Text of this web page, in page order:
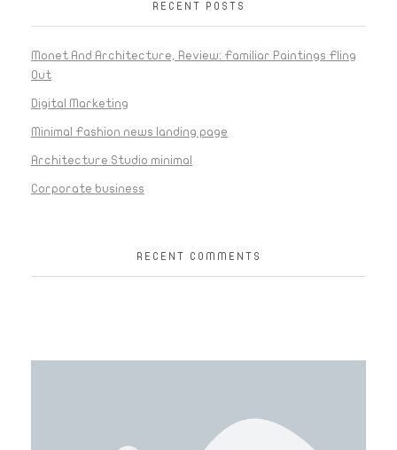
RECENT POSTS
Monet And Architecture, Review: Familiar Paintings Fling
Out
Digital Marketing
Minimal Fashion news landing page
Architecture Studio minimal
Corporate business
RECENT COMMENTS